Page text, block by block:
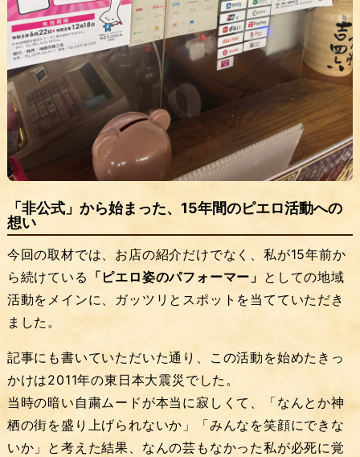
「非公式」から始まった、15年間のピエロ活動への
想い
今回の取材では、お店の紹介だけでなく、私が15年前か
ら続けている 「ピエロ姿のパフォーマー」 としての地域
活動をメインに、ガッツリとスポットを当てていただき
ました。
記事にも書いていただいた通り、この活動を始めたきっ
かけは2011年の東日本大震災でした。
当時の暗い自粛ムードが本当に寂しくて、「なんとか神
栖の街を盛り上げられないか」「みんなを笑顔にできな
いか」と考えた結果、なんの芸もなかった私が必死に覚